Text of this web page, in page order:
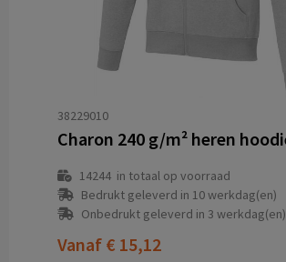
38229010
14244in totaal op voorraad
Bedrukt geleverd in 10 werkdag(en)
Onbedrukt geleverd in 3 werkdag(en)
Vanaf € 15,12